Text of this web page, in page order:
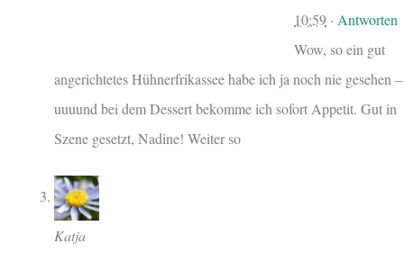
10:59 · Antworten
Wow, so ein gut
angerichtetes Hühnerfrikassee habe ich ja noch nie gesehen –
uuuund bei dem Dessert bekomme ich sofort Appetit. Gut in
Szene gesetzt, Nadine! Weiter so
Katja